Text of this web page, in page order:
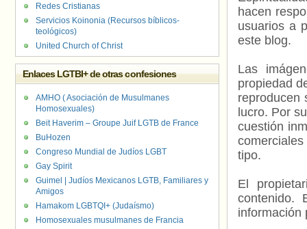
hacen
usuarios a
este blog.
Las
propiedad
reproducen
lucro. Por
cuestión
tipo.
El
contenido.
información
Redes Cristianas
Servicios Koinonia (Recursos bíblicos-
teológicos)
United Church of Christ
Enlaces LGTBI+ de otras confesiones
AMHO ( Asociación de Musulmanes
Homosexuales)
Beit Haverim – Groupe Juif LGTB de France
BuHozen
Congreso Mundial de Judíos LGBT
Gay Spirit
Guimel | Judíos Mexicanos LGTB, Familiares y
Amigos
Hamakom LGBTQI+ (Judaísmo)
Homosexuales musulmanes de Francia